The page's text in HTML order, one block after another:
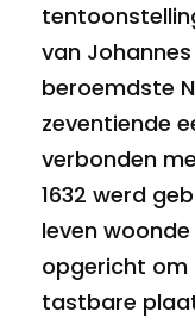
van
beroemdste
zeventiende
verbonden
1632 werd
leven
opgericht om
tastbare